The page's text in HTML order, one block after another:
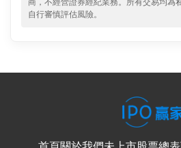
商，不經營證券經紀業務。所有交易均為
自行審慎評估風險。